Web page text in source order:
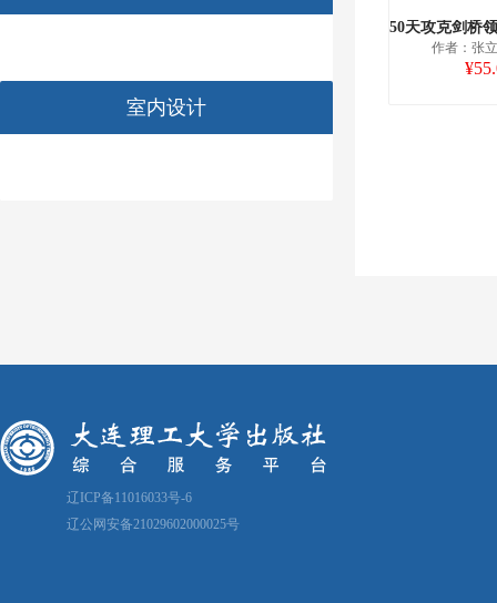
室内设计
作者：张
辽ICP备11016033号-6
辽公网安备21029602000025号